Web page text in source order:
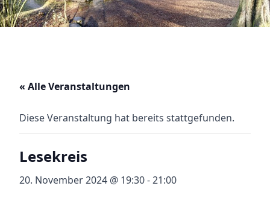
« Alle Veranstaltungen
Diese Veranstaltung hat bereits stattgefunden.
Lesekreis
20. November 2024 @ 19:30-21:00